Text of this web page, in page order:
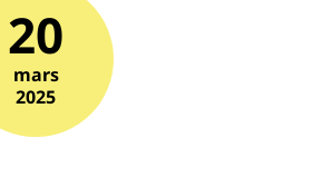
20
mars
2025